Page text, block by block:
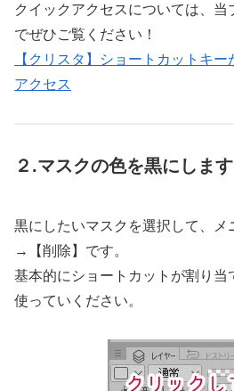
クイックアクセスについては、
でぜひご覧ください！
【クリスタ】ショートカットキ
アクセス
２.マスクの色を黒にします
黒にしたいマスクを選択して、メ
→【削除】です。
基本的にショートカットが割り当
使っていください。